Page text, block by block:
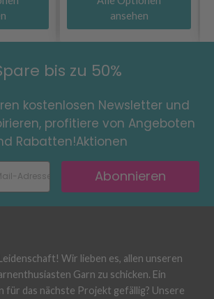
ansehen
bis zu 50%
kostenlosen Newsletter und
profitiere von Angeboten
Rabatten!Aktionen
Abonnieren
Wir lieben es, allen unseren
Garn zu schicken. Ein
für das nächste Projekt gefällig? Unsere